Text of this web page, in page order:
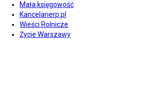
Mała księgowość
Kancelarierp.pl
Wieści Rolnicze
Życie Warszawy